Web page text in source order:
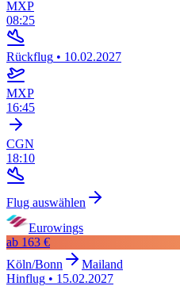
MXP
08:25
Rückflug • 10.02.2027
MXP
16:45
CGN
18:10
Flug auswählen
Eurowings
ab 163 €
Köln/Bonn
Mailand
Hinflug • 15.02.2027